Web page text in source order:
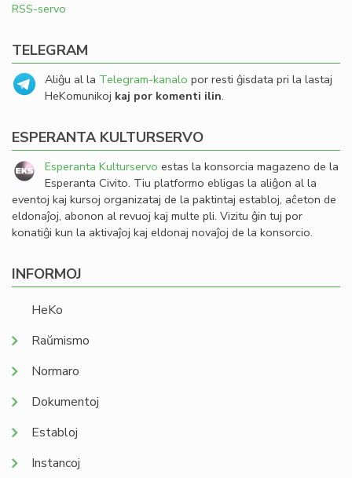
RSS-servo
TELEGRAM
Aliĝu al la Telegram-kanalo por resti ĝisdata pri la lastaj
HeKomunikoj kaj por komenti ilin.
ESPERANTA KULTURSERVO
Esperanta Kulturservo estas la konsorcia magazeno de la
Esperanta Civito. Tiu platformo ebligas la aliĝon al la
eventoj kaj kursoj organizataj de la paktintaj establoj, aĉeton de
eldonaĵoj, abonon al revuoj kaj multe pli. Vizitu ĝin tuj por
konatiĝi kun la aktivaĵoj kaj eldonaj novaĵoj de la konsorcio.
INFORMOJ
HeKo
Raŭmismo
Normaro
Dokumentoj
Establoj
Instancoj